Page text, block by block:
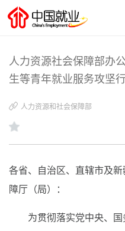
人力资源社会保障部办
生等青年就业服务攻坚
人力资源和社会保障部
各省、自治区、直辖市及
障厅（局）：
为贯彻落实党中央、